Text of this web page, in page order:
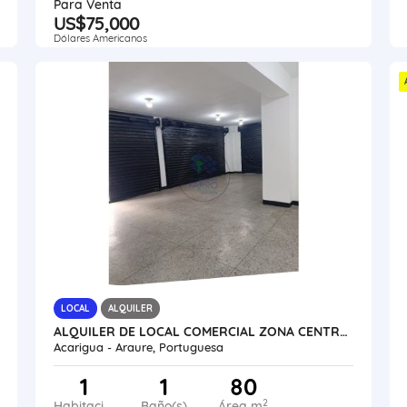
Para Venta
US$75,000
Dólares Americanos
LOCAL ALQUILER
ALQUILER DE LOCAL COMERCIAL ZONA CENTRO AV 34 VE24-039ZC-OMED-GGUE
Acarigua - Araure, Portuguesa
1 1 80
2